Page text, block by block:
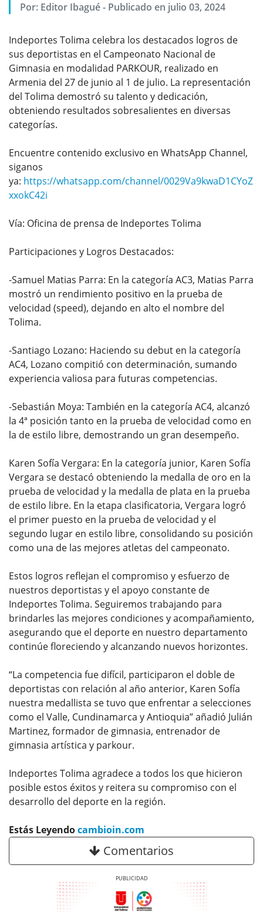
Por: Editor Ibagué- Publicado en julio 03, 2024
Indeportes Tolima celebra los destacados logros de
sus deportistas en el Campeonato Nacional de
Gimnasia en modalidad PARKOUR, realizado en
Armenia del 27 de junio al 1 de julio. La representación
del Tolima demostró su talento y dedicación,
obteniendo resultados sobresalientes en diversas
categorías.
Encuentre contenido exclusivo en WhatsApp Channel,
siganos
ya: https://whatsapp.com/channel/0029Va9kwaD1CYoZ
xxokC42i
Vía: Oficina de prensa de Indeportes Tolima
Participaciones y Logros Destacados:
-Samuel Matias Parra: En la categoría AC3, Matias Parra
mostró un rendimiento positivo en la prueba de
velocidad (speed), dejando en alto el nombre del
Tolima.
-Santiago Lozano: Haciendo su debut en la categoría
AC4, Lozano compitió con determinación, sumando
experiencia valiosa para futuras competencias.
-Sebastián Moya: También en la categoría AC4, alcanzó
la 4ª posición tanto en la prueba de velocidad como en
la de estilo libre, demostrando un gran desempeño.
Karen Sofía Vergara: En la categoría junior, Karen Sofía
Vergara se destacó obteniendo la medalla de oro en la
prueba de velocidad y la medalla de plata en la prueba
de estilo libre. En la etapa clasificatoria, Vergara logró
el primer puesto en la prueba de velocidad y el
segundo lugar en estilo libre, consolidando su posición
como una de las mejores atletas del campeonato.
Estos logros reflejan el compromiso y esfuerzo de
nuestros deportistas y el apoyo constante de
Indeportes Tolima. Seguiremos trabajando para
brindarles las mejores condiciones y acompañamiento,
asegurando que el deporte en nuestro departamento
continúe floreciendo y alcanzando nuevos horizontes.
“La competencia fue difícil, participaron el doble de
deportistas con relación al año anterior, Karen Sofía
nuestra medallista se tuvo que enfrentar a selecciones
como el Valle, Cundinamarca y Antioquia” añadió Julián
Martinez, formador de gimnasia, entrenador de
gimnasia artística y parkour.
Indeportes Tolima agradece a todos los que hicieron
posible estos éxitos y reitera su compromiso con el
desarrollo del deporte en la región.
Estás Leyendocambioin.com
Comentarios